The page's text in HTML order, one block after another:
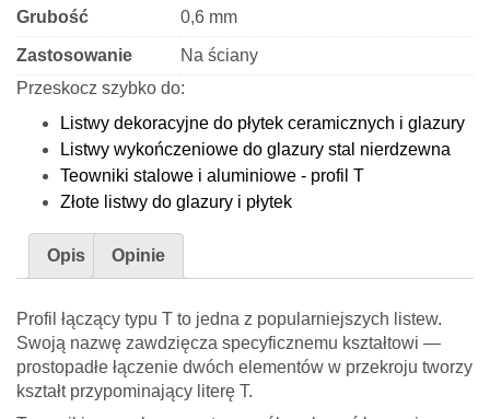
Grubość 0,6 mm
Zastosowanie
Na ściany
Przeskocz szybko do:
Listwy dekoracyjne do płytek ceramicznych i glazury
Listwy wykończeniowe do glazury stal nierdzewna
Teowniki stalowe i aluminiowe - profil T
Złote listwy do glazury i płytek
Opis Opinie
Profil łączący typu T to jedna z popularniejszych listew.
Swoją nazwę zawdzięcza specyficznemu kształtowi —
prostopadłe łączenie dwóch elementów w przekroju tworzy
kształt przypominający literę T.